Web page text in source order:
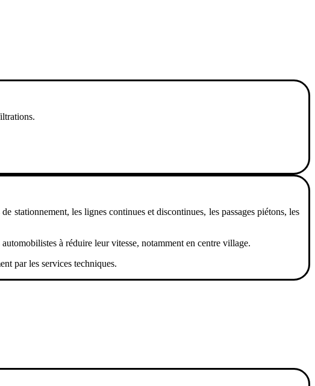
stationnement, les lignes continues et discontinues, les passages piétons, les
à réduire leur vitesse, notamment en centre village.
par les services techniques.